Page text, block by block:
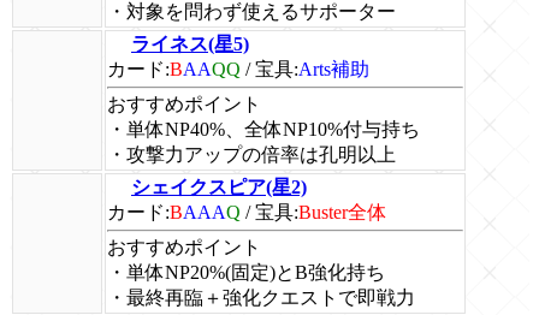
・対象を問わず使えるサポーター
ライネス(星5)
カード:BAAQQ /宝具:Arts補助
おすすめポイント
・単体NP40%、全体NP10%付与持ち
・攻撃力アップの倍率は孔明以上
シェイクスピア(星2)
カード:BAAAQ /宝具:Buster全体
おすすめポイント
・単体NP20%(固定)とB強化持ち
・最終再臨＋強化クエストで即戦力